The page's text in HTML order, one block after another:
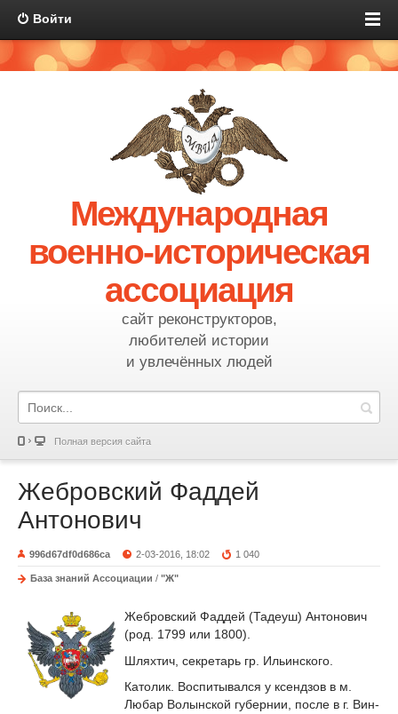
Войти
Международная
военно-историческая
ассоциация
сайт реконструкторов,
любителей истории
и увлечённых людей
Полная версия сайта
Жебровский Фаддей
Антонович
996d67df0d686ca 2-03-2016, 18:02 1 040
База знаний Ассоциации / "Ж"
Жебровский Фаддей (Тадеуш) Антонович
(род. 1799 или 1800).
Шляхтич, секретарь гр. Ильинского.
Католик. Воспитывался у ксендзов в м.
Любар Волынской губернии, после в г. Вин-